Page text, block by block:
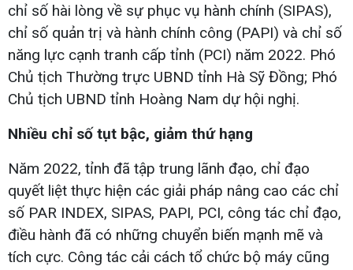
chỉ số hài lòng về sự phục vụ hành chính (SIPAS),
chỉ số quản trị và hành chính công (PAPI) và chỉ số
năng lực cạnh tranh cấp tỉnh (PCI) năm 2022. Phó
Chủ tịch Thường trực UBND tỉnh Hà Sỹ Đồng; Phó
Chủ tịch UBND tỉnh Hoàng Nam dự hội nghị.
Nhiều chỉ số tụt bậc, giảm thứ hạng
Năm 2022, tỉnh đã tập trung lãnh đạo, chỉ đạo
quyết liệt thực hiện các giải pháp nâng cao các chỉ
số PAR INDEX, SIPAS, PAPI, PCI, công tác chỉ đạo,
điều hành đã có những chuyển biến mạnh mẽ và
tích cực. Công tác cải cách tổ chức bộ máy cũng